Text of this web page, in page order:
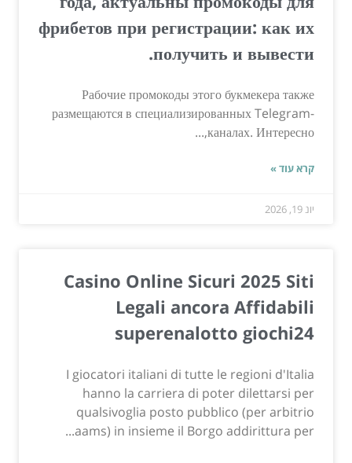
фрибетов при регистрации: как их
получить и вывести.
Рабочие промокоды этого букмекера также
размещаются в специализированных Telegram-
каналах. Интересно,...
קרא עוד »
יונ 19, 2026
Casino Online Sicuri 2025 Siti
Legali ancora Affidabili
superenalotto giochi24 ️
I giocatori italiani di tutte le regioni d'Italia
hanno la carriera di poter dilettarsi per
qualsivoglia posto pubblico (per arbitrio
aams) in insieme il Borgo addirittura per...